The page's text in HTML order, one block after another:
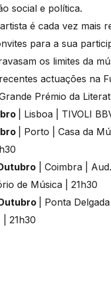
social e política.
é cada vez mais
para a sua
os limites da
actuações na
Prémio da
| Lisboa | TIVOLI
| Porto | Casa da
| Coimbra |
de Música | 21h30
| Ponta
| 21h30